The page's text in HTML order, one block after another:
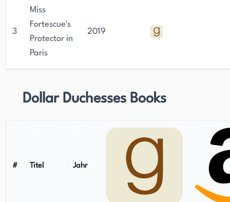
3
Miss
Fortescue's
Protector in
Paris
2019
Dollar Duchesses Books
# Titel Jahr